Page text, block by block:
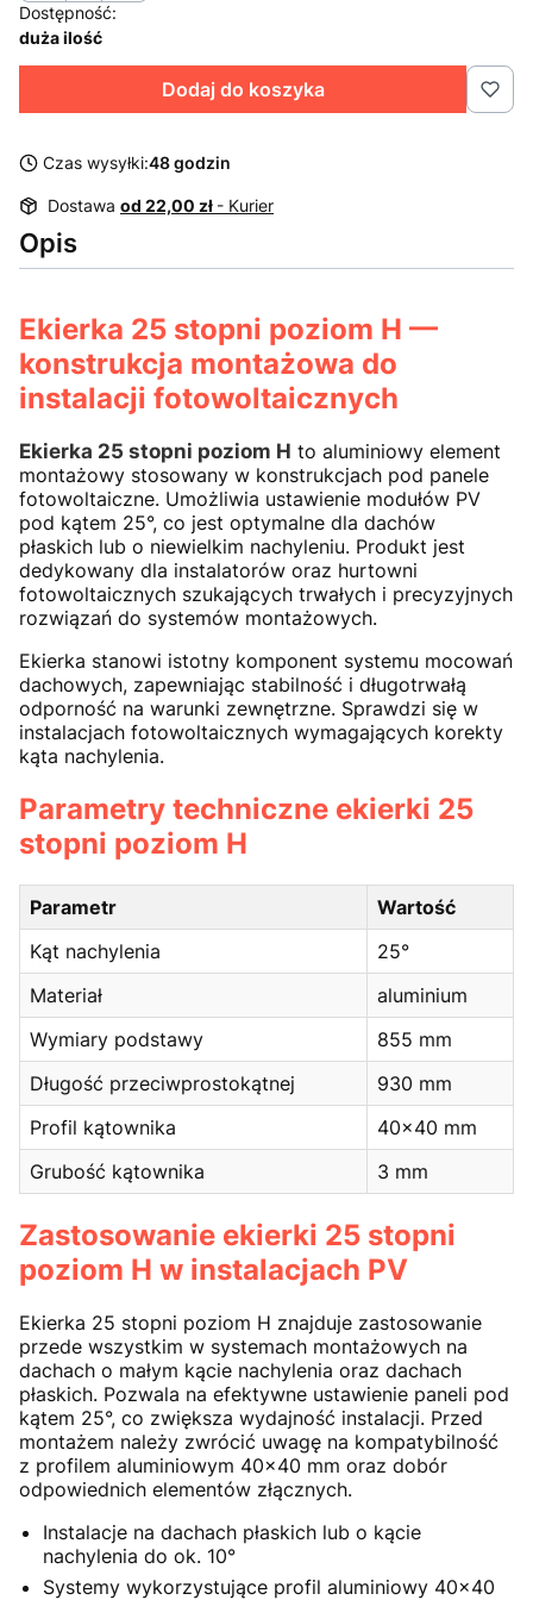
Dostępność:
duża ilość
Dodaj do koszyka
Czas wysyłki:48 godzin
Dostawa od 22,00 zł - Kurier
Opis
Ekierka 25 stopni poziom H —
konstrukcja montażowa do
instalacji fotowoltaicznych
Ekierka 25 stopni poziom H to aluminiowy element
montażowy stosowany w konstrukcjach pod panele
fotowoltaiczne. Umożliwia ustawienie modułów PV
pod kątem 25°, co jest optymalne dla dachów
płaskich lub o niewielkim nachyleniu. Produkt jest
dedykowany dla instalatorów oraz hurtowni
fotowoltaicznych szukających trwałych i precyzyjnych
rozwiązań do systemów montażowych.
Ekierka stanowi istotny komponent systemu mocowań
dachowych, zapewniając stabilność i długotrwałą
odporność na warunki zewnętrzne. Sprawdzi się w
instalacjach fotowoltaicznych wymagających korekty
kąta nachylenia.
Parametry techniczne ekierki 25
stopni poziom H
Parametr
Wartość
Kąt nachylenia
25°
Materiał
aluminium
Wymiary podstawy
855 mm
Długość przeciwprostokątnej
930 mm
Profil kątownika
40x40 mm
Grubość kątownika
3 mm
Zastosowanie ekierki 25 stopni
poziom H w instalacjach PV
Ekierka 25 stopni poziom H znajduje zastosowanie
przede wszystkim w systemach montażowych na
dachach o małym kącie nachylenia oraz dachach
płaskich. Pozwala na efektywne ustawienie paneli pod
kątem 25°, co zwiększa wydajność instalacji. Przed
montażem należy zwrócić uwagę na kompatybilność
z profilem aluminiowym 40x40 mm oraz dobór
odpowiednich elementów złącznych.
Instalacje na dachach płaskich lub o kącie
nachylenia do ok. 10°
Systemy wykorzystujące profil aluminiowy 40x40